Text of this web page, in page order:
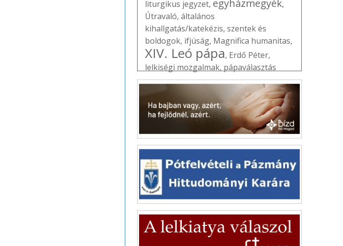
liturgikus jegyzet, egyházmegyék,
Útravaló, általános
kihallgatás/katekézis, szentek és
boldogok, ifjúság, Magnifica humanitas,
XIV. Leó pápa, Erdő Péter,
lelkiségi mozgalmak, pápaválasztás
(konklávé),Vatikán